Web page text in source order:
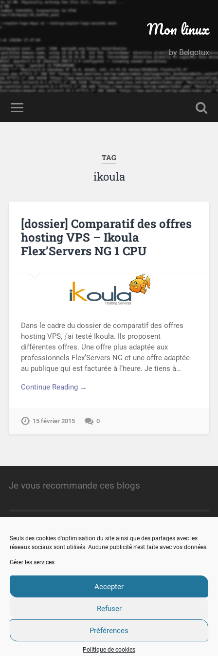
Seuls des cookies d'optimisation du site ainsi que des partages avec les
réseaux sociaux sont utilisés. Aucune publicité n'est faite avec vos données.
Gérer les services
Accepter
Refuser
Préférences
Politique de cookies
Mon linux
by Belgotux
TAG
ikoula
[dossier] Comparatif des offres
hosting VPS – Ikoula
Flex’Servers NG 1 CPU
Dans le cadre du dossier de comparatif des offres
hosting VPS, j’ai testé Ikoula. Ils proposent
différentes offres. Une offre plus adaptée aux
professionnels Flex’Servers NG et une offre adaptée
au publique qui est facturée à l’heure. Je tiens à…
Continue Reading →
15 février 2015 0
Je vous recommande ces blogs
Angristan.fr
minimachines.net
faire-ca-soi-meme.fr
© 2026 UP ↑